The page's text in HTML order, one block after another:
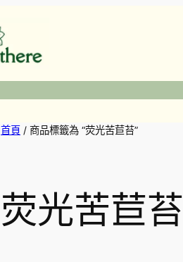
首頁 / 商品標籤為 “荧光苦苣苔”
荧光苦苣苔